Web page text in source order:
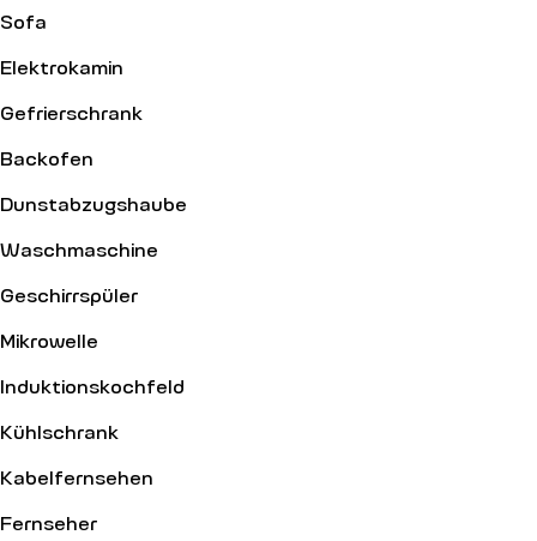
Sofa
Elektrokamin
Gefrierschrank
Backofen
Dunstabzugshaube
Waschmaschine
Geschirrspüler
Mikrowelle
Induktionskochfeld
Kühlschrank
Kabelfernsehen
Fernseher